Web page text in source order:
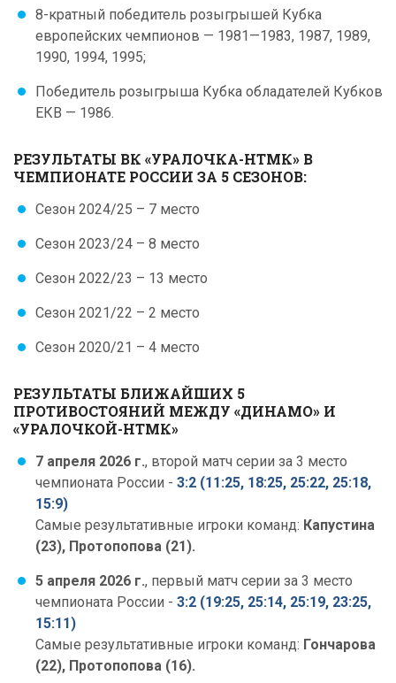
8-кратный победитель розыгрышей Кубка
европейских чемпионов — 1981—1983, 1987, 1989,
1990, 1994, 1995;
Победитель розыгрыша Кубка обладателей Кубков
ЕКВ — 1986.
РЕЗУЛЬТАТЫ ВК «УРАЛОЧКА-НТМК» В
ЧЕМПИОНАТЕ РОССИИ ЗА 5 СЕЗОНОВ:
Сезон 2024/25 – 7 место
Сезон 2023/24 – 8 место
Сезон 2022/23 – 13 место
Сезон 2021/22 – 2 место
Сезон 2020/21 – 4 место
РЕЗУЛЬТАТЫ БЛИЖАЙШИХ 5
ПРОТИВОСТОЯНИЙ МЕЖДУ «ДИНАМО» И
«УРАЛОЧКОЙ-НТМК»
7 апреля 2026 г., второй матч серии за 3 место
чемпионата России - 3:2 (11:25, 18:25, 25:22, 25:18,
15:9)
Самые результативные игроки команд: Капустина
(23), Протопопова (21).
5 апреля 2026 г., первый матч серии за 3 место
чемпионата России - 3:2 (19:25, 25:14, 25:19, 23:25,
15:11)
Самые результативные игроки команд: Гончарова
(22), Протопопова (16).